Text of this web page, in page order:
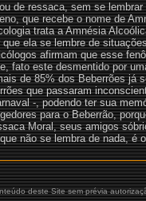
de ressaca, sem se
que recebe o nome de
trata a Amnésia
ela se lembre de
afirmam que esse
fato este desmentido por
de 85% dos Beberrões já
que passaram
-, podendo ter sua
para o Beberrão,
Moral, seus amigos
não se lembra de nada, é
deste Site sem prévia